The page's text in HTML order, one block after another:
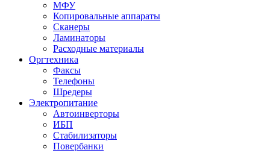
МФУ
Копировальные аппараты
Сканеры
Ламинаторы
Расходные материалы
Оргтехника
Факсы
Телефоны
Шредеры
Электропитание
Автоинверторы
ИБП
Стабилизаторы
Повербанки